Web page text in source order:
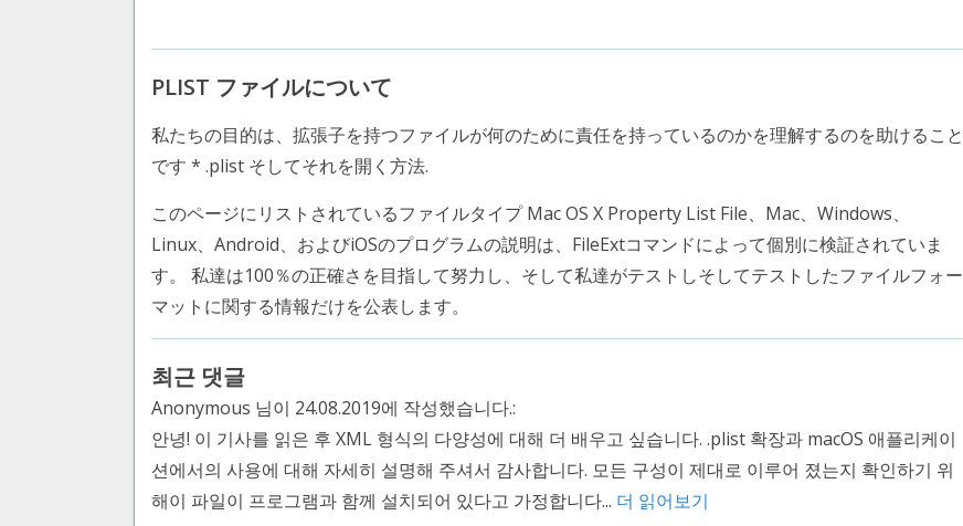
PLIST ファイルについて
私たちの目的は、拡張子を持つファイルが何のために責任を持っているのかを理解するのを助けること
です * .plist そしてそれを開く方法.
このページにリストされているファイルタイプ Mac OS X Property List File、Mac、Windows、
Linux、Android、およびiOSのプログラムの説明は、FileExtコマンドによって個別に検証されていま
す。 私達は100％の正確さを目指して努力し、そして私達がテストしそしてテストしたファイルフォー
マットに関する情報だけを公表します。
최근 댓글
Anonymous 님이 24.08.2019에 작성했습니다.:
안녕! 이 기사를 읽은 후 XML 형식의 다양성에 대해 더 배우고 싶습니다. .plist 확장과 macOS 애플리케이
션에서의 사용에 대해 자세히 설명해 주셔서 감사합니다. 모든 구성이 제대로 이루어 졌는지 확인하기 위
해이 파일이 프로그램과 함께 설치되어 있다고 가정합니다... 더 읽어보기